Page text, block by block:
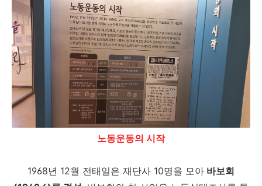
노동운동의 시작
1968년 12월 전태일은 재단사 10명을 모아 바보회